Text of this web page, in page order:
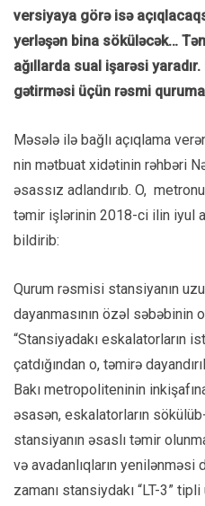
versiyaya görə isə
yerləşən bina söküləcək…
ağıllarda sual işarəsi
gətirməsi üçün rəsmi
Məsələ ilə bağlı açıqlama
nin mətbuat xidətinin rəhbəri
əsassız adlandırıb. O,
təmir işlərinin 2018-ci ilin iyul
bildirib:
Qurum rəsmisi stansiyanın
dayanmasının özəl səbəbinin
“Stansiyadakı eskalatorların
çatdığından o, təmirə
Bakı metropoliteninin
əsasən, eskalatorların
stansiyanın əsaslı təmir
və avadanlıqların yenilənməsi
zamanı stansiydakı “LT-3”